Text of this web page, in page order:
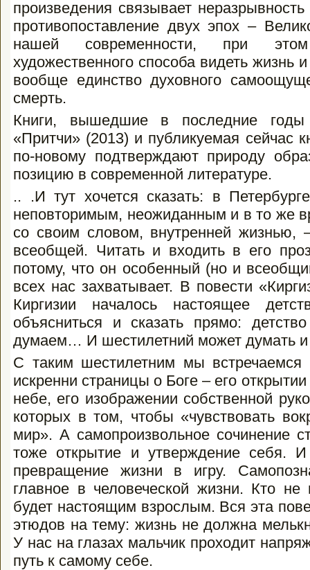
произведения связывает
противопоставление двух эпох –
нашей современности, при
художественного способа видеть жизнь
вообще единство духовного
смерть.
Книги, вышедшие в последние годы
«Притчи» (2013) и публикуемая сейчас
по-новому подтверждают природу
позицию в современной литературе.
.. .И тут хочется сказать: в
неповторимым, неожиданным и в то же
со своим словом, внутренней жизнью,
всеобщей. Читать и входить в его
потому, что он особенный (но и
всех нас захватывает. В повести
Киргизии началось настоящее
объясниться и сказать прямо:
думаем… И шестилетний может думать и
С таким шестилетним мы встречаемся
искренни страницы о Боге – его
небе, его изображении собственной
которых в том, чтобы «чувствовать
мир». А самопроизвольное сочинение
тоже открытие и утверждение себя.
превращение жизни в игру.
главное в человеческой жизни. Кто
будет настоящим взрослым. Вся эта
этюдов на тему: жизнь не должна
У нас на глазах мальчик проходит
путь к самому себе.